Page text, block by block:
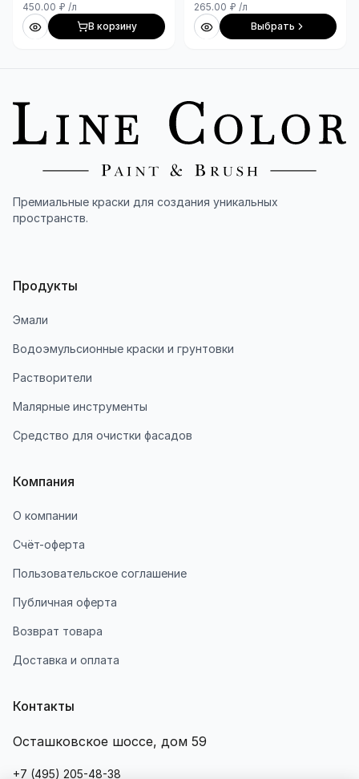
450.00 ₽ /л
В корзину
265.00 ₽ /л
Выбрать
Премиальные краски для создания уникальных
пространств.
Продукты
Эмали
Водоэмульсионные краски и грунтовки
Растворители
Малярные инструменты
Средство для очистки фасадов
Компания
О компании
Счёт-оферта
Пользовательское соглашение
Публичная оферта
Возврат товара
Доставка и оплата
Контакты
Осташковское шоссе, дом 59
+7 (495) 205-48-38